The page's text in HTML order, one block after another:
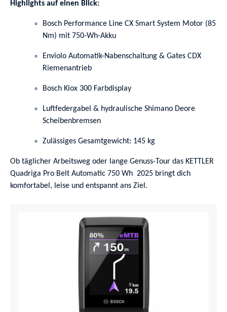
Highlights auf einen Blick:
Bosch Performance Line CX Smart System Motor (85
Nm) mit 750-Wh-Akku
Enviolo Automatik-Nabenschaltung & Gates CDX
Riemenantrieb
Bosch Kiox 300 Farbdisplay
Luftfedergabel & hydraulische Shimano Deore
Scheibenbremsen
Zulässiges Gesamtgewicht: 145 kg
Ob täglicher Arbeitsweg oder lange Genuss-Tour das KETTLER
Quadriga Pro Belt Automatic 750 Wh 2025 bringt dich
komfortabel, leise und entspannt ans Ziel.